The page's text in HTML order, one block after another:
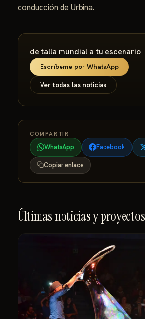
conducción de Urbina.
de talla mundial a tu escenario
Escríbeme por WhatsApp
Ver todas las noticias
COMPARTIR
WhatsApp Facebook
Copiar enlace
Últimas noticias y proyectos